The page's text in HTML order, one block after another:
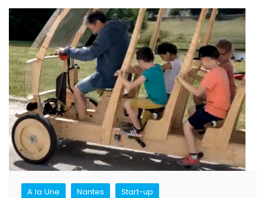
A la Une Nantes
Start-up